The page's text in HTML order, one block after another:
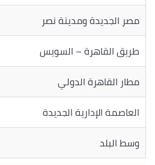
مصر الجديدة ومدينة نصر
طريق القاهرة – السويس
مطار القاهرة الدولي
العاصمة الإدارية الجديدة
وسط البلد